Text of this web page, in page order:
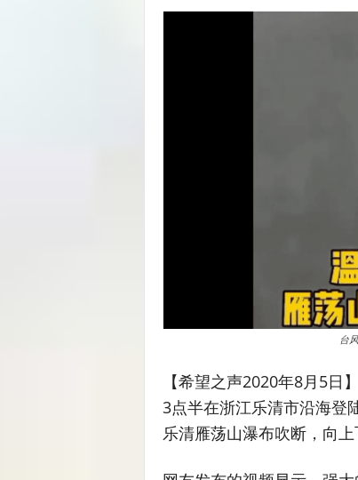
台
【希望之声2020年8月5日
3点半在浙江乐清市沿海登
乐清雁荡山瀑布吹断，向上